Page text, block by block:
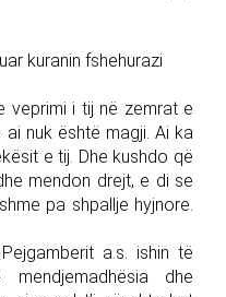
kuranin fshehurazi
veprimi i tij në zemrat e
nuk është magji. Ai ka
e tij. Dhe kushdo që
mendon drejt, e di se
pa shpallje hyjnore.
a.s. ishin të
mendjemadhësia dhe